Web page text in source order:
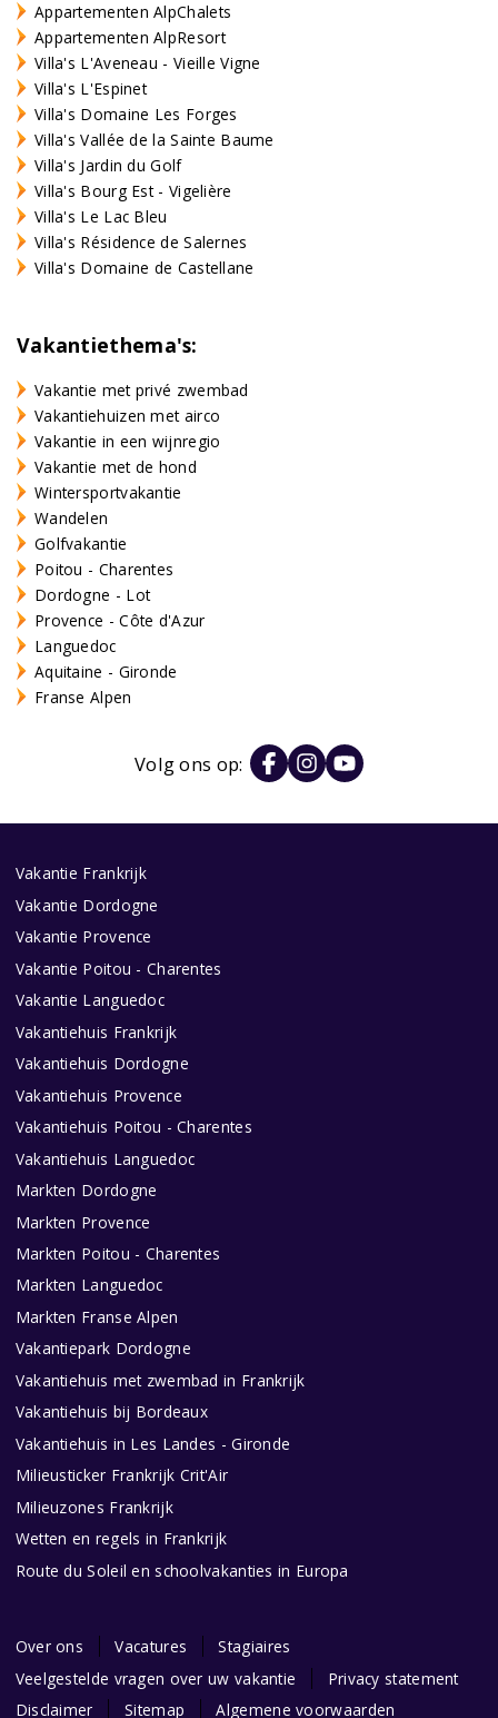
Appartementen AlpChalets
Appartementen AlpResort
Villa's L'Aveneau - Vieille Vigne
Villa's L'Espinet
Villa's Domaine Les Forges
Villa's Vallée de la Sainte Baume
Villa's Jardin du Golf
Villa's Bourg Est - Vigelière
Villa's Le Lac Bleu
Villa's Résidence de Salernes
Villa's Domaine de Castellane
Vakantiethema's:
Vakantie met privé zwembad
Vakantiehuizen met airco
Vakantie in een wijnregio
Vakantie met de hond
Wintersportvakantie
Wandelen
Golfvakantie
Poitou - Charentes
Dordogne - Lot
Provence - Côte d'Azur
Languedoc
Aquitaine - Gironde
Franse Alpen
Volg ons op:
Vakantie Frankrijk
Vakantie Dordogne
Vakantie Provence
Vakantie Poitou - Charentes
Vakantie Languedoc
Vakantiehuis Frankrijk
Vakantiehuis Dordogne
Vakantiehuis Provence
Vakantiehuis Poitou - Charentes
Vakantiehuis Languedoc
Markten Dordogne
Markten Provence
Markten Poitou - Charentes
Markten Languedoc
Markten Franse Alpen
Vakantiepark Dordogne
Vakantiehuis met zwembad in Frankrijk
Vakantiehuis bij Bordeaux
Vakantiehuis in Les Landes - Gironde
Milieusticker Frankrijk Crit'Air
Milieuzones Frankrijk
Wetten en regels in Frankrijk
Route du Soleil en schoolvakanties in Europa
Over ons Vacatures
Stagiaires
Veelgestelde vragen over uw vakantie
Privacy statement
Disclaimer
Sitemap Algemene voorwaarden